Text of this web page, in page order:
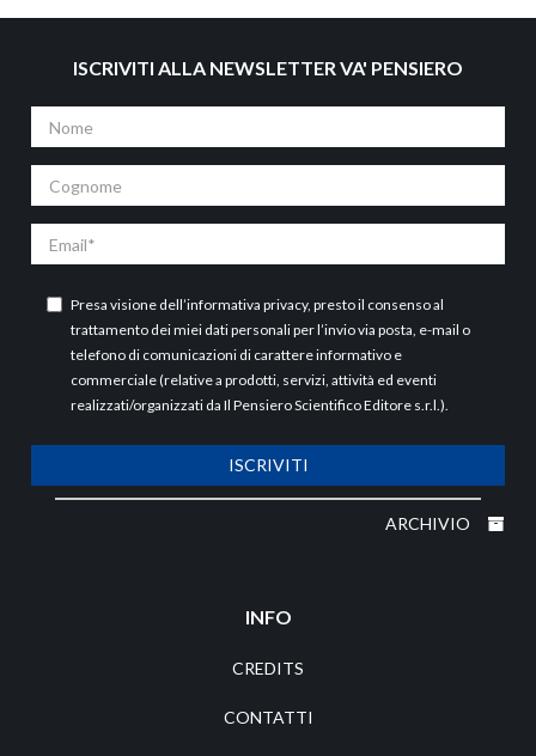
ISCRIVITI ALLA NEWSLETTER VA' PENSIERO
Presa visione dell’informativa privacy, presto il consenso al
trattamento dei miei dati personali per l’invio via posta, e-mail o
telefono di comunicazioni di carattere informativo e
commerciale (relative a prodotti, servizi, attività ed eventi
realizzati/organizzati da Il Pensiero Scientifico Editore s.r.l.).
ISCRIVITI
ARCHIVIO
INFO
CREDITS
CONTATTI